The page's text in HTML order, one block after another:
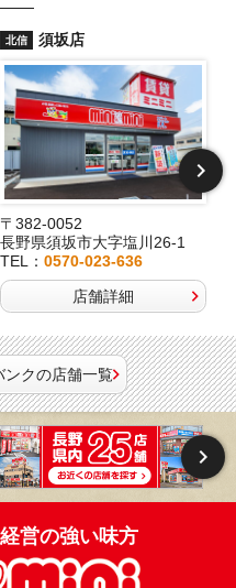
北信 須坂店
〒382-0052
長野県須坂市大字塩川26-1
TEL：0570-023-636
店舗詳細
ンクの店舗一覧
営の強い味方